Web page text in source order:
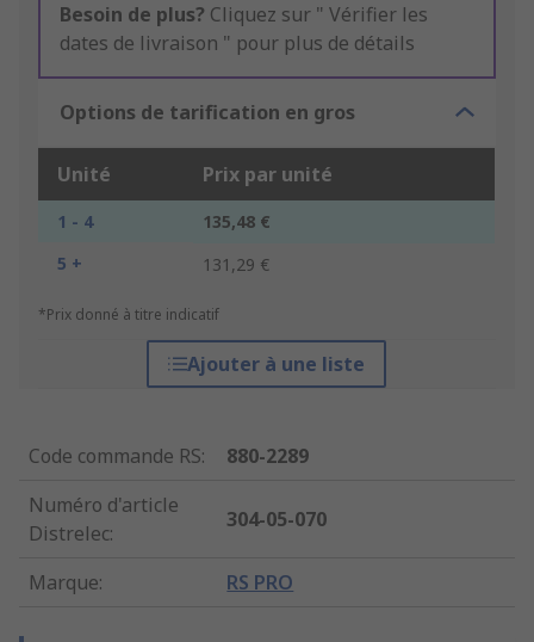
Besoin de plus? Cliquez sur " Vérifier les
dates de livraison " pour plus de détails
Options de tarification en gros
Unité Prix par unité
1 - 4
135,48 €
5 +
131,29 €
*Prix donné à titre indicatif
Ajouter à une liste
Code commande RS:
880-2289
Numéro d'article
Distrelec:
304-05-070
Marque: RS PRO